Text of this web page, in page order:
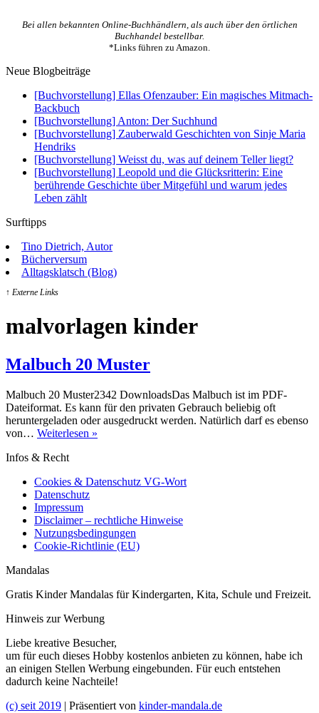
Bei allen bekannten Online-Buchhändlern, als auch über den örtlichen
Buchhandel bestellbar.
*Links führen zu Amazon.
Neue Blogbeiträge
[Buchvorstellung] Ellas Ofenzauber: Ein magisches Mitmach-
Backbuch
[Buchvorstellung] Anton: Der Suchhund
[Buchvorstellung] Zauberwald Geschichten von Sinje Maria
Hendriks
[Buchvorstellung] Weisst du, was auf deinem Teller liegt?
[Buchvorstellung] Leopold und die Glücksritterin: Eine
berührende Geschichte über Mitgefühl und warum jedes
Leben zählt
Surftipps
Tino Dietrich, Autor
Bücherversum
Alltagsklatsch (Blog)
↑ Externe Links
malvorlagen kinder
Malbuch 20 Muster
Malbuch 20 Muster2342 DownloadsDas Malbuch ist im PDF-
Dateiformat. Es kann für den privaten Gebrauch beliebig oft
heruntergeladen oder ausgedruckt werden. Natürlich darf es ebenso
von… Weiterlesen »
Infos & Recht
Cookies & Datenschutz VG-Wort
Datenschutz
Impressum
Disclaimer – rechtliche Hinweise
Nutzungsbedingungen
Cookie-Richtlinie (EU)
Mandalas
Gratis Kinder Mandalas für Kindergarten, Kita, Schule und Freizeit.
Hinweis zur Werbung
Liebe kreative Besucher,
um für euch dieses Hobby kostenlos anbieten zu können, habe ich
an einigen Stellen Werbung eingebunden. Für euch entstehen
dadurch keine Nachteile!
(c) seit 2019 | Präsentiert von kinder-mandala.de